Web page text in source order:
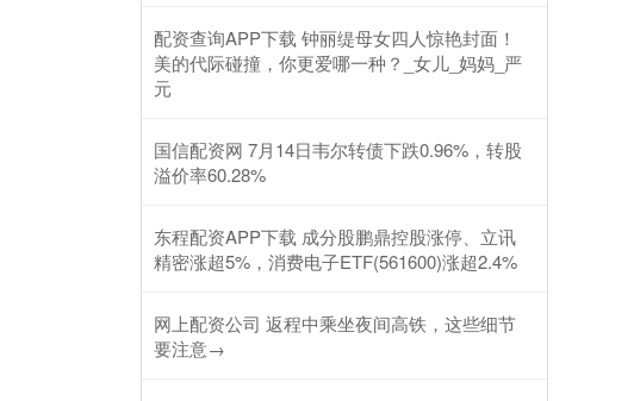
配资查询APP下载 钟丽缇母女四人惊艳封面！
美的代际碰撞，你更爱哪一种？_女儿_妈妈_严
元
国信配资网 7月14日韦尔转债下跌0.96%，转股
溢价率60.28%
东程配资APP下载 成分股鹏鼎控股涨停、立讯
精密涨超5%，消费电子ETF(561600)涨超2.4%
网上配资公司 返程中乘坐夜间高铁，这些细节
要注意→